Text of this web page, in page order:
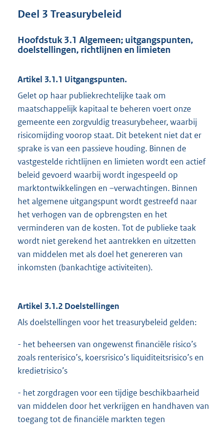
Deel 3 Treasurybeleid
Hoofdstuk 3.1 Algemeen; uitgangspunten,
doelstellingen, richtlijnen en limieten
Artikel 3.1.1 Uitgangspunten.
Gelet op haar publiekrechtelijke taak om
maatschappelijk kapitaal te beheren voert onze
gemeente een zorgvuldig treasurybeheer, waarbij
risicomijding voorop staat. Dit betekent niet dat er
sprake is van een passieve houding. Binnen de
vastgestelde richtlijnen en limieten wordt een actief
beleid gevoerd waarbij wordt ingespeeld op
marktontwikkelingen en –verwachtingen. Binnen
het algemene uitgangspunt wordt gestreefd naar
het verhogen van de opbrengsten en het
verminderen van de kosten. Tot de publieke taak
wordt niet gerekend het aantrekken en uitzetten
van middelen met als doel het genereren van
inkomsten (bankachtige activiteiten).
Artikel 3.1.2 Doelstellingen
Als doelstellingen voor het treasurybeleid gelden:
- het beheersen van ongewenst financiële risico’s
zoals renterisico’s, koersrisico’s liquiditeitsrisico’s en
kredietrisico’s
- het zorgdragen voor een tijdige beschikbaarheid
van middelen door het verkrijgen en handhaven van
toegang tot de financiële markten tegen